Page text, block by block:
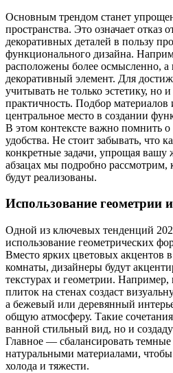
Основным трендом станет
пространства. Это означает отказ
декоративных деталей в пользу
функционального дизайна.
расположены более осмысленно, а
декоративный элемент. Для
учитывать не только эстетику, но
практичность. Подбор материалов
центральное место в создании
В этом контексте важно помнить о
удобства. Не стоит забывать, что
конкретные задачи, упрощая
абзацах мы подробно рассмотрим,
будут реализованы.
Использование геометрии
Одной из ключевых тенденций
использование геометрических
Вместо ярких цветовых акцентов
комнаты, дизайнеры будут
текстурах и геометрии.
плиток на стенах создаст
а бежевый или деревянный
общую атмосферу. Такие
ванной стильный вид, но и
Главное — сбалансировать темные
натуральными материалами,
холода и тяжести.